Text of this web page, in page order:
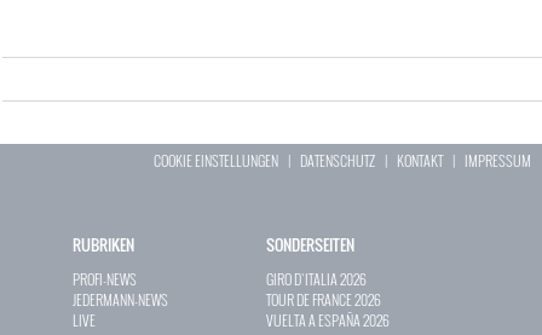
COOKIE EINSTELLUNGEN | DATENSCHUTZ | KONTAKT| IMPRESSUM
RUBRIKEN
PROFI-NEWS
JEDERMANN-NEWS
LIVE
SONDERSEITEN
GIRO D`ITALIA 2026
TOUR DE FRANCE 2026
VUELTA A ESPAÑA 2026